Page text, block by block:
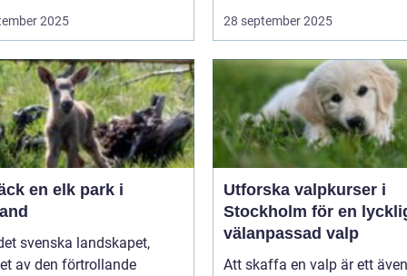
2025 28 september 2025
en elk park i
svenska landskapet,
av den förtrollande
Utforska valpkurser i
Stockholm för en
välanpassad valp
Att skaffa en valp är ett